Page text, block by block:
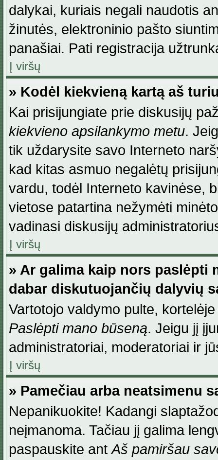
dalykai, kuriais negali naudotis
žinutės, elektroninio pašto
panašiai. Pati registracija
Į viršų
» Kodėl kiekvieną kartą aš
Kai prisijungiate prie diskusijų
kiekvieno apsilankymo metu.
tik uždarysite savo Interneto
kad kitas asmuo negalėtų
vardu, todėl Interneto kavinėse,
vietose patartina nežymėti
vadinasi diskusijų
Į viršų
» Ar galima kaip nors paslėpti
dabar diskutuojančių dalyvių
Vartotojo valdymo pulte,
Paslėpti mano būseną. Jeigu jį
administratoriai, moderatoriai ir
Į viršų
» Pamečiau arba neatsimenu
Nepanikuokite! Kadangi
neįmanoma. Tačiau jį galima
paspauskite antAš pamiršau